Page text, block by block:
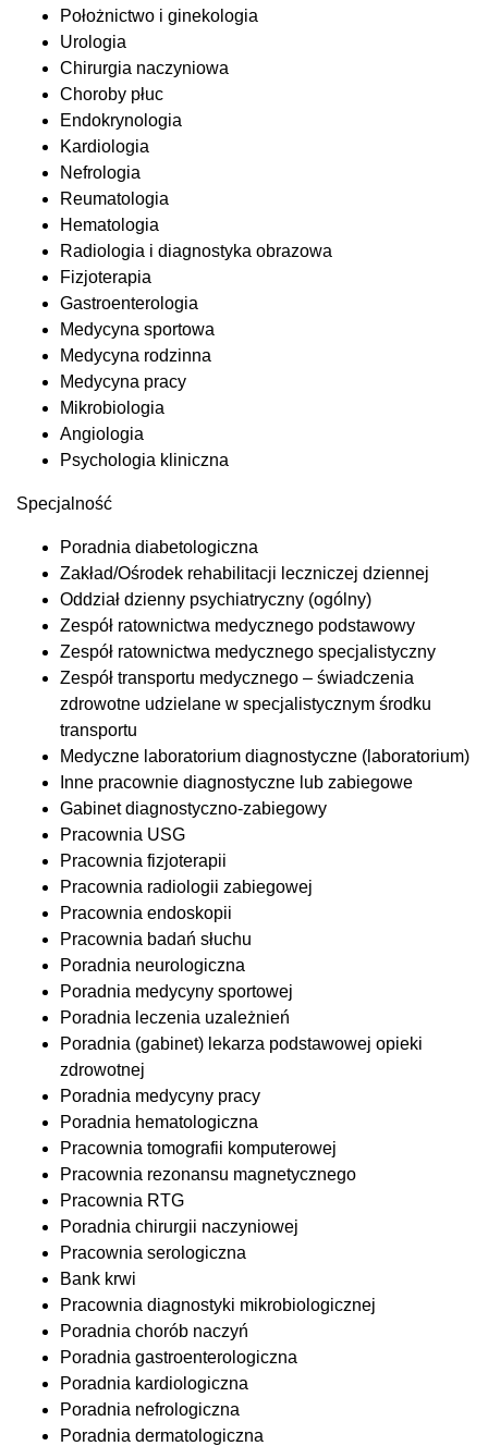
Położnictwo i ginekologia
Urologia
Chirurgia naczyniowa
Choroby płuc
Endokrynologia
Kardiologia
Nefrologia
Reumatologia
Hematologia
Radiologia i diagnostyka obrazowa
Fizjoterapia
Gastroenterologia
Medycyna sportowa
Medycyna rodzinna
Medycyna pracy
Mikrobiologia
Angiologia
Psychologia kliniczna
Specjalność
Poradnia diabetologiczna
Zakład/Ośrodek rehabilitacji leczniczej dziennej
Oddział dzienny psychiatryczny (ogólny)
Zespół ratownictwa medycznego podstawowy
Zespół ratownictwa medycznego specjalistyczny
Zespół transportu medycznego – świadczenia
zdrowotne udzielane w specjalistycznym środku
transportu
Medyczne laboratorium diagnostyczne (laboratorium)
Inne pracownie diagnostyczne lub zabiegowe
Gabinet diagnostyczno-zabiegowy
Pracownia USG
Pracownia fizjoterapii
Pracownia radiologii zabiegowej
Pracownia endoskopii
Pracownia badań słuchu
Poradnia neurologiczna
Poradnia medycyny sportowej
Poradnia leczenia uzależnień
Poradnia (gabinet) lekarza podstawowej opieki
zdrowotnej
Poradnia medycyny pracy
Poradnia hematologiczna
Pracownia tomografii komputerowej
Pracownia rezonansu magnetycznego
Pracownia RTG
Poradnia chirurgii naczyniowej
Pracownia serologiczna
Bank krwi
Pracownia diagnostyki mikrobiologicznej
Poradnia chorób naczyń
Poradnia gastroenterologiczna
Poradnia kardiologiczna
Poradnia nefrologiczna
Poradnia dermatologiczna